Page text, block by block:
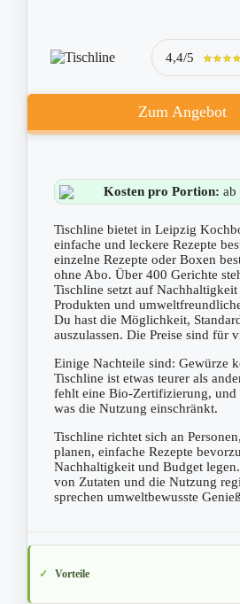
4,4/5
Zum Angebot
Kosten pro Portion: ab
Tischline bietet in Leipzig
einfache und leckere Rezepte
einzelne Rezepte oder Boxen
ohne Abo. Über 400 Gerichte
Tischline setzt auf
Produkten und
Du hast die Möglichkeit,
auszulassen. Die Preise sind für
Einige Nachteile sind: Gewürze
Tischline ist etwas teurer als
fehlt eine Bio-Zertifizierung, und
was die Nutzung einschränkt.
Tischline richtet sich an
planen, einfache Rezepte
Nachhaltigkeit und Budget
von Zutaten und die Nutzung
sprechen umweltbewusste
Vorteile